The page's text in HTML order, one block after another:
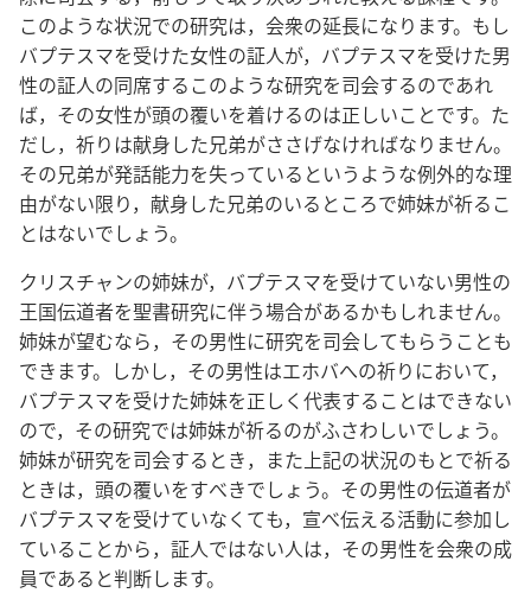
このような状況での研究は，会衆の延長になります。もし
バプテスマを受けた女性の証人が，バプテスマを受けた男
性の証人の同席するこのような研究を司会するのであれ
ば，その女性が頭の覆いを着けるのは正しいことです。た
だし，祈りは献身した兄弟がささげなければなりません。
その兄弟が発話能力を失っているというような例外的な理
由がない限り，献身した兄弟のいるところで姉妹が祈るこ
とはないでしょう。
クリスチャンの姉妹が，バプテスマを受けていない男性の
王国伝道者を聖書研究に伴う場合があるかもしれません。
姉妹が望むなら，その男性に研究を司会してもらうことも
できます。しかし，その男性はエホバへの祈りにおいて，
バプテスマを受けた姉妹を正しく代表することはできない
ので，その研究では姉妹が祈るのがふさわしいでしょう。
姉妹が研究を司会するとき，また上記の状況のもとで祈る
ときは，頭の覆いをすべきでしょう。その男性の伝道者が
バプテスマを受けていなくても，宣べ伝える活動に参加し
ていることから，証人ではない人は，その男性を会衆の成
員であると判断します。